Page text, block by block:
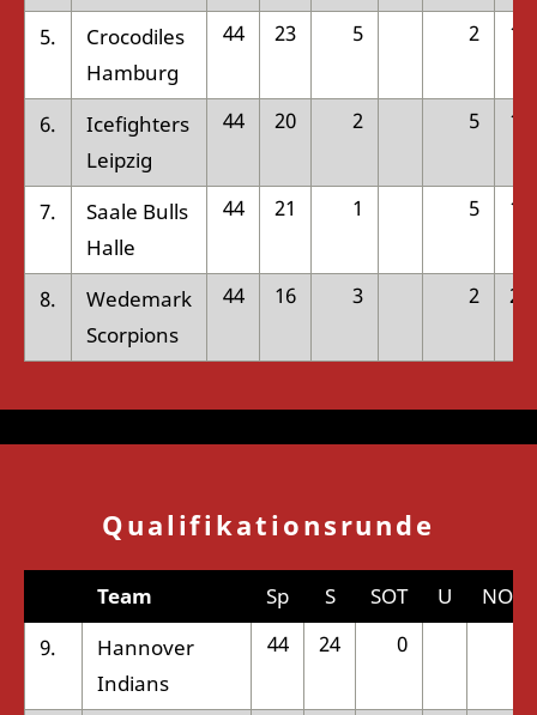
5.
Crocodiles
Hamburg
44 23 5 2 14
6.
Icefighters
Leipzig
44 20 2 5 17
7.
Saale Bulls
Halle
44 21 1 5 17
8.
Wedemark
Scorpions
44 16 3 2 23
Qualifikationsrunde
Team Sp S SOT U
NOT
9.
Hannover
Indians
44 24 0